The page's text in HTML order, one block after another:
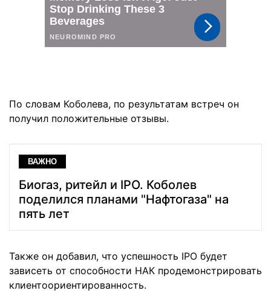
По словам Коболева, по результатам встреч он
получил положительные отзывы.
ВАЖНО
Биогаз, ритейл и IPO. Коболев
поделился планами "Нафтогаза" на
пять лет
Также он добавил, что успешность IPO будет
зависеть от способности НАК продемонстрировать
клиентоориентированность.